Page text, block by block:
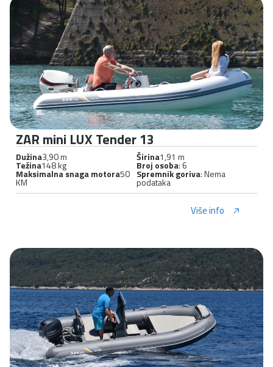
ZAR mini LUX Tender 13
Dužina3,90 m Širina1,91 m
Težina148 kg Broj osoba: 6
Maksimalna snaga motora50
KM
Spremnik goriva: Nema
podataka
Više info